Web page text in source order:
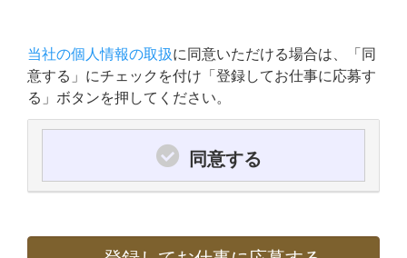
当社の個人情報の取扱に同意いただける場合は、「同
意する」にチェックを付け「登録してお仕事に応募す
る」ボタンを押してください。
同意する